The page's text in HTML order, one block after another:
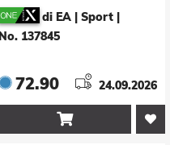
di EA | Sport
No. 137845
72.90 24.09.2026
